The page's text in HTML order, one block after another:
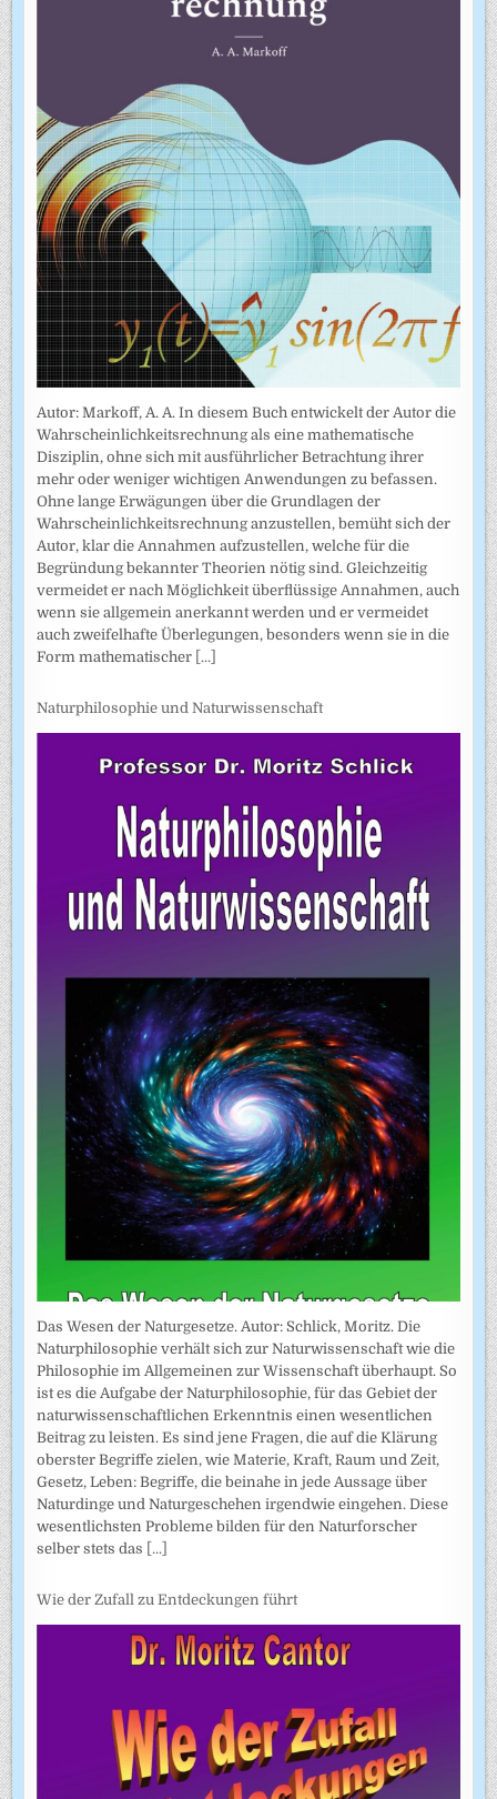
Autor: Markoff, A. A. In diesem Buch entwickelt der Autor die
Wahrscheinlichkeitsrechnung als eine mathematische
Disziplin, ohne sich mit ausführlicher Betrachtung ihrer
mehr oder weniger wichtigen Anwendungen zu befassen.
Ohne lange Erwägungen über die Grundlagen der
Wahrscheinlich­keitsrechnung anzustellen, bemüht sich der
Autor, klar die Annahmen auf­zustellen, welche für die
Begründung bekannter Theorien nötig sind. Gleichzeitig
vermeidet er nach Möglichkeit überflüssige Annahmen, auch
wenn sie allgemein anerkannt werden und er vermeidet
auch zweifel­hafte Überlegungen, besonders wenn sie in die
Form mathematischer [...]
Naturphilosophie und Naturwissenschaft
Das Wesen der Naturgesetze. Autor: Schlick, Moritz. Die
Naturphilosophie verhält sich zur Naturwissenschaft wie die
Philosophie im Allgemeinen zur Wissenschaft überhaupt. So
ist es die Aufgabe der Naturphilosophie, für das Gebiet der
naturwissenschaftlichen Erkenntnis einen wesentlichen
Beitrag zu leisten. Es sind jene Fragen, die auf die Klärung
oberster Begriffe zielen, wie Materie, Kraft, Raum und Zeit,
Gesetz, Leben: Begriffe, die beinahe in jede Aussage über
Naturdinge und Naturgeschehen irgendwie eingehen. Diese
wesentlichsten Probleme bilden für den Naturforscher
selber stets das [...]
Wie der Zufall zu Entdeckungen führt